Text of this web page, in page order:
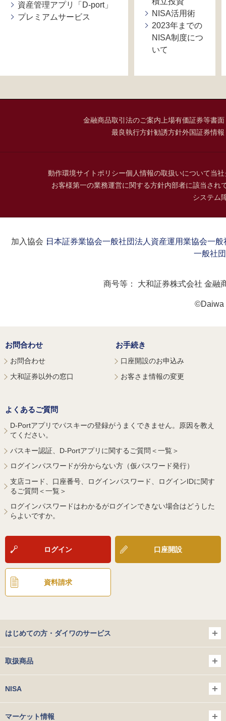
資産管理アプリ「D-port」
プレミアムサービス
NISA活用術
2023年までの
NISA制度につ
いて
金融商品取引法のご案内 上場有価証券等書
最良執行方針勧誘方針外国証券情
動作環境サイトポリシー個人情報の取扱いについて当
お客様第一の業務運営に関する方針内部者に該当され
システム
加入協会：日本証券業協会一般社団法人資産運用業協会一般
一般社
商号等： 大和証券株式会社 金融
©Daiwa
お問合わせ
お問合わせ
大和証券以外の窓口
お手続き
口座開設のお申込み
お客さま情報の変更
よくあるご質問
D-Portアプリでパスキーの登録がうまくできません。原因を教え
てください。
パスキー認証、D-Portアプリに関するご質問＜一覧＞
ログインパスワードが分からない方（仮パスワード発行）
支店コード、口座番号、ログインパスワード、ログインIDに関す
るご質問＜一覧＞
ログインパスワードはわかるがログインできない場合はどうした
らよいですか。
ログイン 口座開設
資料請求
はじめての方・ダイワのサービス
取扱商品
NISA
マーケット情報